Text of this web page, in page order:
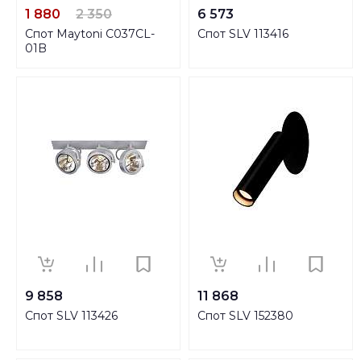
1 880 2 350
Спот Maytoni C037CL-
01B
6 573
Спот SLV 113416
9 858
Спот SLV 113426
11 868
Спот SLV 152380